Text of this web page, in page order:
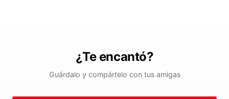
¿Te encantó?
Guárdalo y compártelo con tus amigas